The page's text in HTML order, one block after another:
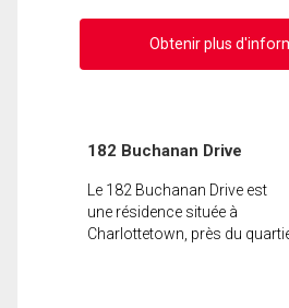
Obtenir plus
182 Buchanan Drive
Le 182 Buchanan Drive est
une résidence située à
Charlottetown, près du